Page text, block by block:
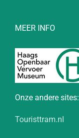
MEER INFO
Onze andere sites:
Touristtram.nl